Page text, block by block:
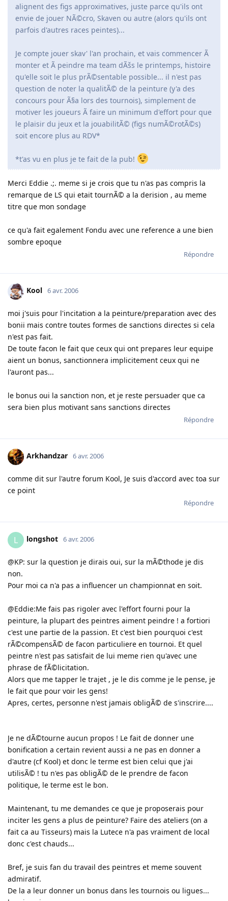
alignent des figs approximatives, juste parce qu'ils ont
envie de jouer NÃ©cro, Skaven ou autre (alors qu'ils ont
parfois d'autres races peintes)...
Je compte jouer skav' l'an prochain, et vais commencer Ã
monter et Ã peindre ma team dÃšs le printemps, histoire
qu'elle soit le plus prÃ©sentable possible... il n'est pas
question de noter la qualitÃ© de la peinture (y'a des
concours pour Ã§a lors des tournois), simplement de
motiver les joueurs Ã faire un minimum d'effort pour que
le plaisir du jeux et la jouabilitÃ© (figs numÃ©rotÃ©s)
soit encore plus au RDV*
*t'as vu en plus je te fait de la pub!
Merci Eddie .;. meme si je crois que tu n'as pas compris la
remarque de LS qui etait tournÃ© a la derision , au meme
titre que mon sondage
ce qu'a fait egalement Fondu avec une reference a une bien
sombre epoque
Répondre
Kool 6 avr. 2006
moi j'suis pour l'incitation a la peinture/preparation avec des
bonii mais contre toutes formes de sanctions directes si cela
n'est pas fait.
De toute facon le fait que ceux qui ont prepares leur equipe
aient un bonus, sanctionnera implicitement ceux qui ne
l'auront pas...
le bonus oui la sanction non, et je reste persuader que ca
sera bien plus motivant sans sanctions directes
Répondre
Arkhandzar 6 avr. 2006
comme dit sur l'autre forum Kool, Je suis d'accord avec toa sur
ce point
Répondre
L longshot 6 avr. 2006
@KP: sur la question je dirais oui, sur la mÃ©thode je dis
non.
Pour moi ca n'a pas a influencer un championnat en soit.
@Eddie:Me fais pas rigoler avec l'effort fourni pour la
peinture, la plupart des peintres aiment peindre ! a fortiori
c'est une partie de la passion. Et c'est bien pourquoi c'est
rÃ©compensÃ© de facon particuliere en tournoi. Et quel
peintre n'est pas satisfait de lui meme rien qu'avec une
phrase de fÃ©licitation.
Alors que me tapper le trajet , je le dis comme je le pense, je
le fait que pour voir les gens!
Apres, certes, personne n'est jamais obligÃ© de s'inscrire....
Je ne dÃ©tourne aucun propos ! Le fait de donner une
bonification a certain revient aussi a ne pas en donner a
d'autre (cf Kool) et donc le terme est bien celui que j'ai
utilisÃ© ! tu n'es pas obligÃ© de le prendre de facon
politique, le terme est le bon.
Maintenant, tu me demandes ce que je proposerais pour
inciter les gens a plus de peinture? Faire des ateliers (on a
fait ca au Tisseurs) mais la Lutece n'a pas vraiment de local
donc c'est chauds...
Bref, je suis fan du travail des peintres et meme souvent
admiratif.
De la a leur donner un bonus dans les tournois ou ligues...